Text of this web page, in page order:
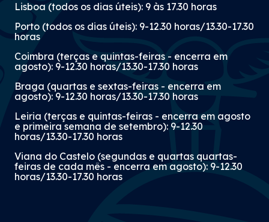
Lisboa (todos os dias úteis): 9 às 17.30 horas
Porto (todos os dias úteis): 9-12.30 horas/13.30-17.30
horas
Coimbra (terças e quintas-feiras - encerra em
agosto): 9-12.30 horas/13.30-17.30 horas
Braga (quartas e sextas-feiras - encerra em
agosto): 9-12.30 horas/13.30-17.30 horas
Leiria (terças e quintas-feiras - encerra em agosto
e primeira semana de setembro): 9-12.30
horas/13.30-17.30 horas
Viana do Castelo (segundas e quartas quartas-
feiras de cada mês - encerra em agosto): 9-12.30
horas/13.30-17.30 horas